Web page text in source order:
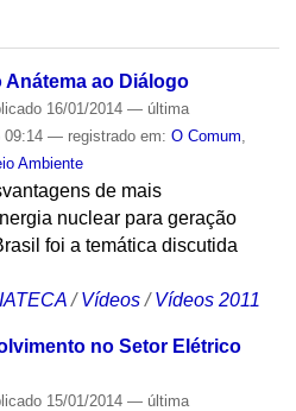
Anátema ao Diálogo
16/01/2014 — última
— registrado em: O Comum
Ambiente
de mais
nuclear para geração
foi a temática discutida
/Vídeos /Vídeos 2011
no Setor Elétrico
15/01/2014 — última